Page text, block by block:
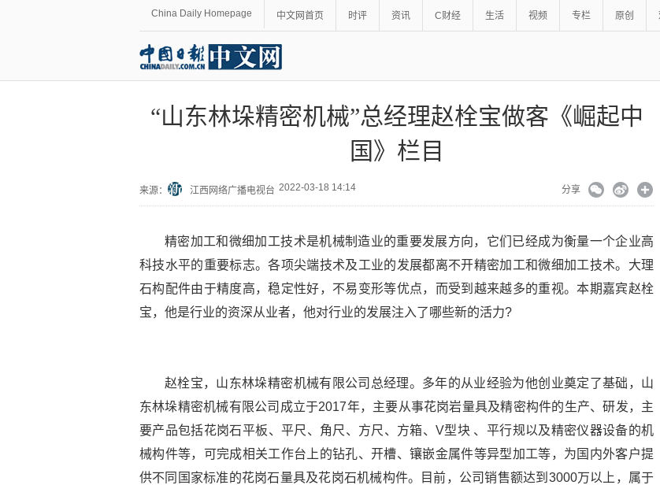
China Daily Homepage 中文网首页 时评 资讯 C财经 生活 视频 专栏 原创
“山东林垛精密机械”总经理赵栓宝做客《崛起中
国》栏目
来源： 江西网络广播电视台 2022-03-18 14:14 分享
精密加工和微细加工技术是机械制造业的重要发展方向，它们已经成为衡量一个企业高
科技水平的重要标志。各项尖端技术及工业的发展都离不开精密加工和微细加工技术。大理
石构配件由于精度高，稳定性好，不易变形等优点，而受到越来越多的重视。本期嘉宾赵栓
宝，他是行业的资深从业者，他对行业的发展注入了哪些新的活力?
赵栓宝，山东林垛精密机械有限公司总经理。多年的从业经验为他创业奠定了基础，山
东林垛精密机械有限公司成立于2017年，主要从事花岗岩量具及精密构件的生产、研发，主
要产品包括花岗石平板、平尺、角尺、方尺、方箱、V型块 、平行规以及精密仪器设备的机
械构件等，可完成相关工作台上的钻孔、开槽、镶嵌金属件等异型加工等，为国内外客户提
供不同国家标准的花岗石量具及花岗石机械构件。目前，公司销售额达到3000万以上，属于